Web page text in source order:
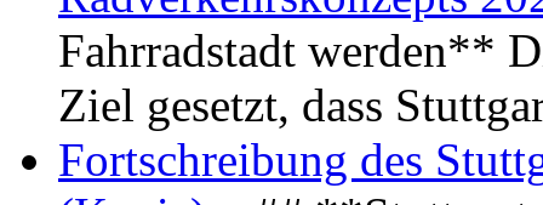
Fahrradstadt werden**
Ziel gesetzt, dass
Fortschreibung des